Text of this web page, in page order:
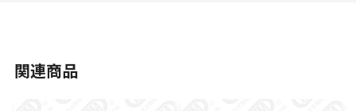
関連商品